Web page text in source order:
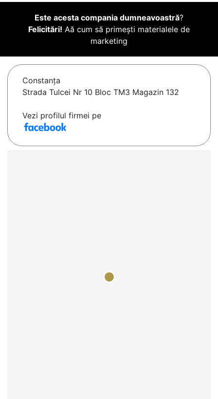
Este acesta compania dumneavoastră?
Felicitări! Aă cum să primești materialele de
marketing
Constanţa
Strada Tulcei Nr 10 Bloc TM3 Magazin 132
Vezi profilul firmei pe